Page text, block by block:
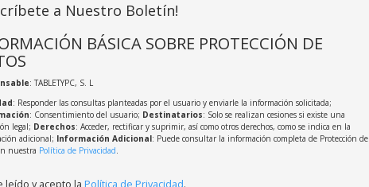
a Nuestro Boletín!
BÁSICA SOBRE PROTECCIÓN DE
: TABLETYPC, S. L
: Responder las consultas planteadas por el usuario y enviarle la información solicitada;
: Consentimiento del usuario; Destinatarios: Solo se realizan cesiones si existe una
legal; Derechos: Acceder, rectificar y suprimir, así como otros derechos, como se indica en la
adicional; Información Adicional: Puede consultar la información completa de Protección de
nuestra Política de Privacidad.